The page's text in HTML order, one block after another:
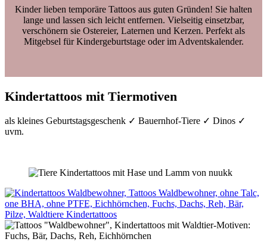
Kinder lieben temporäre Tattoos aus guten Gründen! Sie halten
lange und lassen sich leicht entfernen. Vielseitig einsetzbar,
verschönern sie Ostereier, Laternen und Kerzen. Perfekt als
Mitgebsel für Kindergeburtstage oder im Adventskalender.
Kindertattoos mit Tiermotiven
als kleines Geburtstagsgeschenk ✓ Bauernhof-Tiere ✓ Dinos ✓
uvm.